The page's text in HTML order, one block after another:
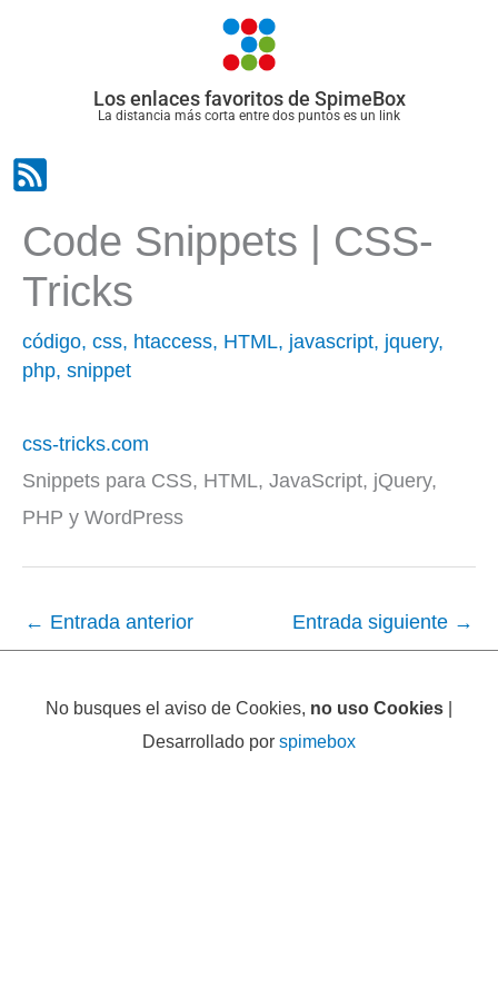
Los enlaces favoritos de SpimeBox
La distancia más corta entre dos puntos es un link
Code Snippets | CSS-
Tricks
código, css, htaccess, HTML, javascript, jquery,
php, snippet
css-tricks.com
Snippets para CSS, HTML, JavaScript, jQuery,
PHP y WordPress
← Entrada anterior Entrada siguiente →
No busques el aviso de Cookies, no uso Cookies |
Desarrollado por spimebox